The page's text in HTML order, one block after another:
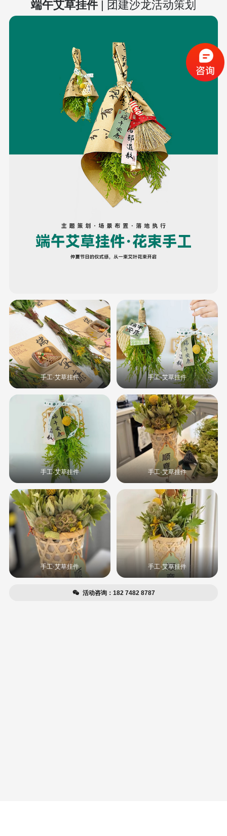
端午艾草挂件 | 团建沙龙活动策划
手工·艾草挂件 手工·艾草挂件
手工·艾草挂件 手工·艾草挂件
手工·艾草挂件 手工·艾草挂件
活动咨询：182 7482 8787